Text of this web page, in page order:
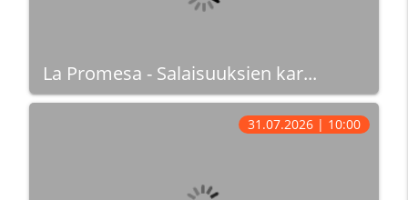
La Promesa - Salaisuuksien kar...
31.07.2026 | 10:00